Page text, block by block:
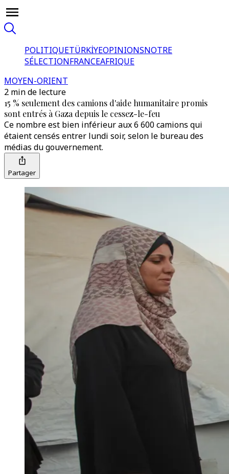
POLITIQUETÜRKİYEOPINIONSNOTRE
SÉLECTIONFRANCEAFRIQUE
MOYEN-ORIENT
2 min de lecture
15 % seulement des camions d'aide humanitaire promis
sont entrés à Gaza depuis le cessez-le-feu
Ce nombre est bien inférieur aux 6 600 camions qui
étaient censés entrer lundi soir, selon le bureau des
médias du gouvernement.
Partager